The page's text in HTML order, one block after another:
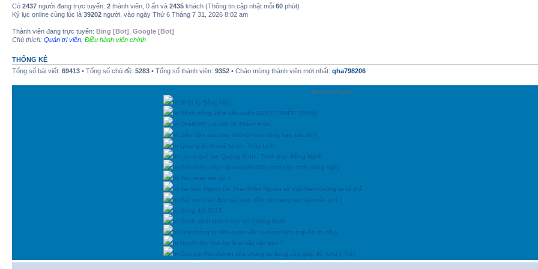
Có 2437 người đang trực tuyến: 2 thành viên, 0 ẩn và 2435 khách (Thông tin cập nhật mỗi 60 phút)
Kỷ lục online cùng lúc là 39202 người, vào ngày Thứ 6 Tháng 7 31, 2026 8:02 am
Thành viên đang trực tuyến: Bing [Bot] Google [Bot]
Chú thích: Quản trị viên Điều hành viên chính
THỐNG KÊ
Tổng số bài viết: 69413 • Tổng số chủ đề: 5283 • Tổng số thành viên: 9352 • Chào mừng thành viên mới nhất: qha798206
Newest Posts
In Nhật ký Bằng Hữu
In Đánh trống điểm đầu xuân (ĐƯỢC PHÉP SPAM)
In ChatGPT: Lợi ích và Thách thức
In Diễn đàn dạo này không hoạt động hay sao nhỉ?
In Quảng Bình quê ta ơi - Thùy Linh
In Lời ru quê mẹ Quảng Bình - Trình bày: Hồng Hạnh
In Giới thiệu Http://quangbinh24h.com/ cập nhật hàng ngày
In You raise me up :)
In Tại Sao Người Do Thái Khôn Ngoan và Việt Nam chúng ta có thể
In Rất vui chào đón các bạn đền với trang rao vặt miễn phí !
In Xông đất 2015
In Danh sách khách sạn tại Quảng Bình
In Link thông tin liên quan đến Quảng Binh (nguồn tin cậy)
In Người Do Thái họ là ai vậy các bạn ?
In Con gái Rec-Admin của chúng ta đang cần giúp đỡ (chú ý Tr1)